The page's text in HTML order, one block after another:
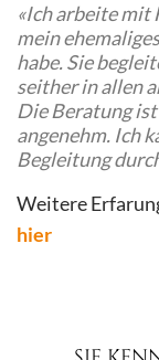
«Ich arbeite mit
mein
habe. Sie
seither in allen
Die Beratung
angenehm. Ich
Begleitung
Weitere
hier